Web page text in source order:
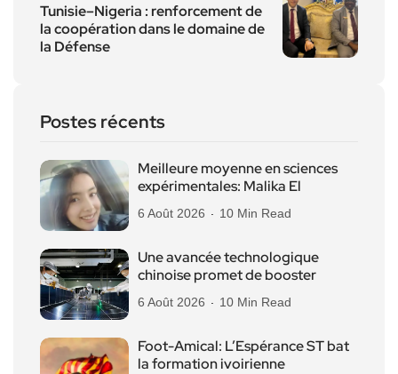
Tunisie–Nigeria : renforcement de
la coopération dans le domaine de
la Défense
Postes récents
Meilleure moyenne en sciences
expérimentales: Malika El
6 Août 2026 10 Min Read
Une avancée technologique
chinoise promet de booster
6 Août 2026 10 Min Read
Foot-Amical: L’Espérance ST bat
la formation ivoirienne